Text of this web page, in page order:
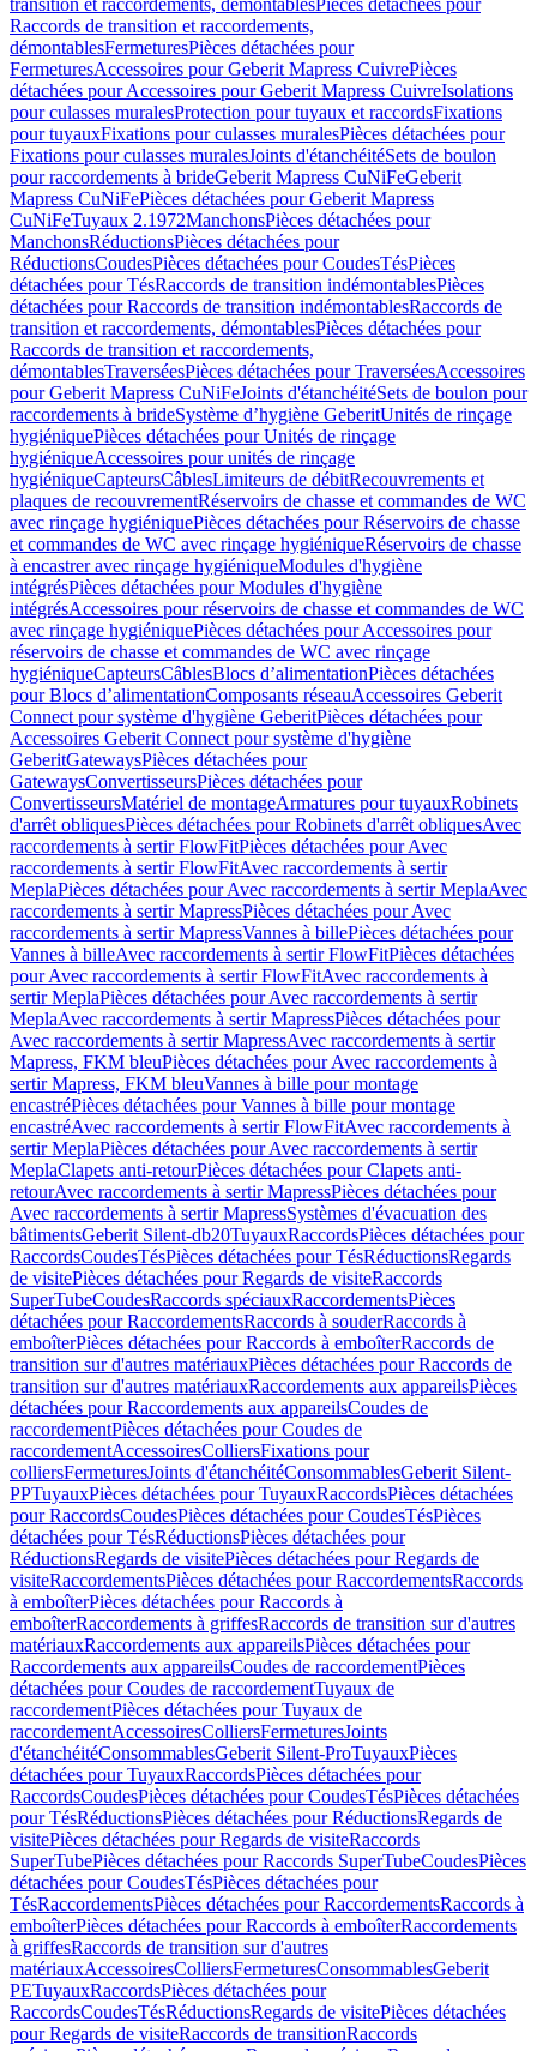
transition et raccordements, démontablesPièces détachées pour
Raccords de transition et raccordements,
démontablesFermeturesPièces détachées pour
FermeturesAccessoires pour Geberit Mapress CuivrePièces
détachées pour Accessoires pour Geberit Mapress CuivreIsolations
pour culasses muralesProtection pour tuyaux et raccordsFixations
pour tuyauxFixations pour culasses muralesPièces détachées pour
Fixations pour culasses muralesJoints d'étanchéitéSets de boulon
pour raccordements à brideGeberit Mapress CuNiFeGeberit
Mapress CuNiFePièces détachées pour Geberit Mapress
CuNiFeTuyaux 2.1972ManchonsPièces détachées pour
ManchonsRéductionsPièces détachées pour
RéductionsCoudesPièces détachées pour CoudesTésPièces
détachées pour TésRaccords de transition indémontablesPièces
détachées pour Raccords de transition indémontablesRaccords de
transition et raccordements, démontablesPièces détachées pour
Raccords de transition et raccordements,
démontablesTraverséesPièces détachées pour TraverséesAccessoires
pour Geberit Mapress CuNiFeJoints d'étanchéitéSets de boulon pour
raccordements à brideSystème d’hygiène GeberitUnités de rinçage
hygiéniquePièces détachées pour Unités de rinçage
hygiéniqueAccessoires pour unités de rinçage
hygiéniqueCapteursCâblesLimiteurs de débitRecouvrements et
plaques de recouvrementRéservoirs de chasse et commandes de WC
avec rinçage hygiéniquePièces détachées pour Réservoirs de chasse
et commandes de WC avec rinçage hygiéniqueRéservoirs de chasse
à encastrer avec rinçage hygiéniqueModules d'hygiène
intégrésPièces détachées pour Modules d'hygiène
intégrésAccessoires pour réservoirs de chasse et commandes de WC
avec rinçage hygiéniquePièces détachées pour Accessoires pour
réservoirs de chasse et commandes de WC avec rinçage
hygiéniqueCapteursCâblesBlocs d’alimentationPièces détachées
pour Blocs d’alimentationComposants réseauAccessoires Geberit
Connect pour système d'hygiène GeberitPièces détachées pour
Accessoires Geberit Connect pour système d'hygiène
GeberitGatewaysPièces détachées pour
GatewaysConvertisseursPièces détachées pour
ConvertisseursMatériel de montageArmatures pour tuyauxRobinets
d'arrêt obliquesPièces détachées pour Robinets d'arrêt obliquesAvec
raccordements à sertir FlowFitPièces détachées pour Avec
raccordements à sertir FlowFitAvec raccordements à sertir
MeplaPièces détachées pour Avec raccordements à sertir MeplaAvec
raccordements à sertir MapressPièces détachées pour Avec
raccordements à sertir MapressVannes à billePièces détachées pour
Vannes à billeAvec raccordements à sertir FlowFitPièces détachées
pour Avec raccordements à sertir FlowFitAvec raccordements à
sertir MeplaPièces détachées pour Avec raccordements à sertir
MeplaAvec raccordements à sertir MapressPièces détachées pour
Avec raccordements à sertir MapressAvec raccordements à sertir
Mapress, FKM bleuPièces détachées pour Avec raccordements à
sertir Mapress, FKM bleuVannes à bille pour montage
encastréPièces détachées pour Vannes à bille pour montage
encastréAvec raccordements à sertir FlowFitAvec raccordements à
sertir MeplaPièces détachées pour Avec raccordements à sertir
MeplaClapets anti-retourPièces détachées pour Clapets anti-
retourAvec raccordements à sertir MapressPièces détachées pour
Avec raccordements à sertir MapressSystèmes d'évacuation des
bâtimentsGeberit Silent-db20TuyauxRaccordsPièces détachées pour
RaccordsCoudesTésPièces détachées pour TésRéductionsRegards
de visitePièces détachées pour Regards de visiteRaccords
SuperTubeCoudesRaccords spéciauxRaccordementsPièces
détachées pour RaccordementsRaccords à souderRaccords à
emboîterPièces détachées pour Raccords à emboîterRaccords de
transition sur d'autres matériauxPièces détachées pour Raccords de
transition sur d'autres matériauxRaccordements aux appareilsPièces
détachées pour Raccordements aux appareilsCoudes de
raccordementPièces détachées pour Coudes de
raccordementAccessoiresColliersFixations pour
colliersFermeturesJoints d'étanchéitéConsommablesGeberit Silent-
PPTuyauxPièces détachées pour TuyauxRaccordsPièces détachées
pour RaccordsCoudesPièces détachées pour CoudesTésPièces
détachées pour TésRéductionsPièces détachées pour
RéductionsRegards de visitePièces détachées pour Regards de
visiteRaccordementsPièces détachées pour RaccordementsRaccords
à emboîterPièces détachées pour Raccords à
emboîterRaccordements à griffesRaccords de transition sur d'autres
matériauxRaccordements aux appareilsPièces détachées pour
Raccordements aux appareilsCoudes de raccordementPièces
détachées pour Coudes de raccordementTuyaux de
raccordementPièces détachées pour Tuyaux de
raccordementAccessoiresColliersFermeturesJoints
d'étanchéitéConsommablesGeberit Silent-ProTuyauxPièces
détachées pour TuyauxRaccordsPièces détachées pour
RaccordsCoudesPièces détachées pour CoudesTésPièces détachées
pour TésRéductionsPièces détachées pour RéductionsRegards de
visitePièces détachées pour Regards de visiteRaccords
SuperTubePièces détachées pour Raccords SuperTubeCoudesPièces
détachées pour CoudesTésPièces détachées pour
TésRaccordementsPièces détachées pour RaccordementsRaccords à
emboîterPièces détachées pour Raccords à emboîterRaccordements
à griffesRaccords de transition sur d'autres
matériauxAccessoiresColliersFermeturesConsommablesGeberit
PETuyauxRaccordsPièces détachées pour
RaccordsCoudesTésRéductionsRegards de visitePièces détachées
pour Regards de visiteRaccords de transitionRaccords